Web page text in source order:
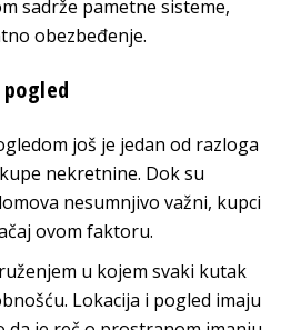
sadrže pametne sisteme,
obezbeđenje.
još je jedan od razloga
nekretnine. Dok su
nesumnjivo važni, kupci
ovom faktoru.
u kojem svaki kutak
Lokacija i pogled imaju